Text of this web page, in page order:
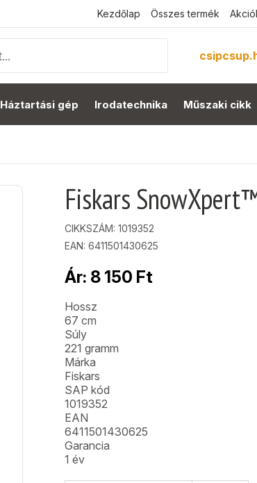
Kezdőlap Összes termék
Háztartási gép Irodatechnika Műszaki cikk
Fiskars
CIKKSZÁM: 1019352
EAN: 6411501430625
Ár: 8 150 Ft
Hossz
67 cm
Súly
221 gramm
Márka
Fiskars
SAP kód
1019352
EAN
6411501430625
Garancia
1 év